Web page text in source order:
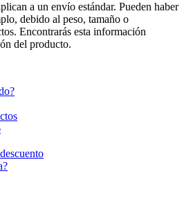
a un envío estándar. Pueden haber
debido al peso, tamaño o
Encontrarás esta información
del producto.